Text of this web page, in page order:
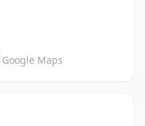
Google Maps